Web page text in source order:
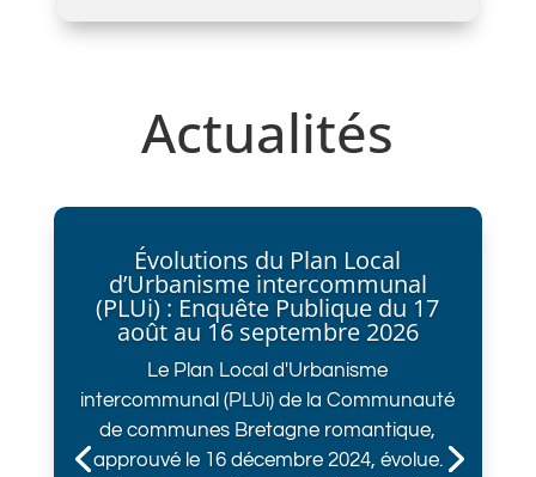
Actualités
Évolutions du Plan Local
d’Urbanisme intercommunal
(PLUi) : Enquête Publique du 17
août au 16 septembre 2026
Le Plan Local d'Urbanisme
intercommunal (PLUi) de la Communauté
de communes Bretagne romantique,
approuvé le 16 décembre 2024, évolue.